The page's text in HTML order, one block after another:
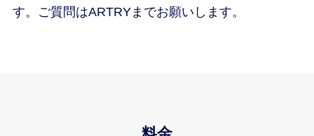
す。ご質問はARTRYまでお願いします。